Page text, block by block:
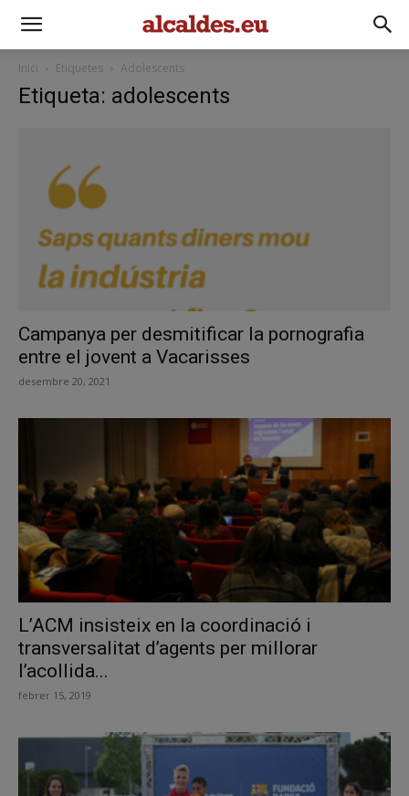
Inici Etiquetes Adolescents
Etiqueta: adolescents
Campanya per desmitificar la pornografia
entre el jovent a Vacarisses
desembre 20, 2021
L’ACM insisteix en la coordinació i
transversalitat d’agents per millorar
l’acollida...
febrer 15, 2019